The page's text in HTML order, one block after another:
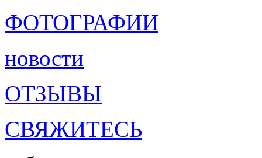
ФОТОГРАФИИ
новости
ОТЗЫВЫ
СВЯЖИТЕСЬ